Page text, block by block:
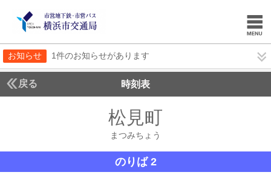
お知らせ 1件のお知らせがあります
戻る 時刻表
松見町
まつみちょう
のりば 2